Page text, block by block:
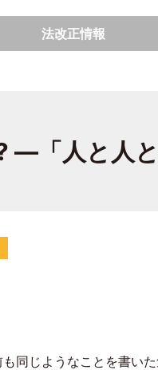
法改正情報
―「人と人
同じようなことを書い